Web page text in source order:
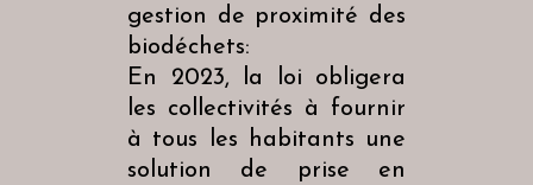
gestion de proximité des
biodéchets:
En 2023, la loi obligera
les collectivités à fournir
à tous les habitants une
solution de prise en